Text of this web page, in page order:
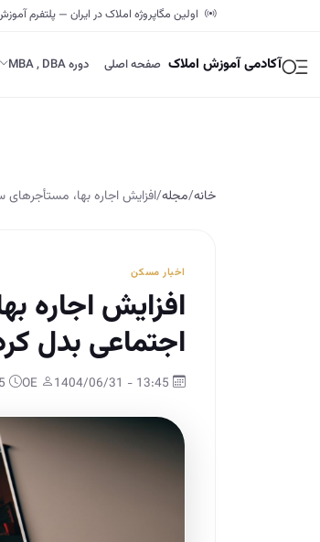
اولین مگاپروژه املاک در ایران — پلتفرم
آکادمی آموزش املاک صفحه اصلی دوره MBA , DBA
خانه/مجله/افزایش اجاره‌ بها، مستأجرهای
اخبار مسکن
افزایش اجاره‌
اجتماعی بدل